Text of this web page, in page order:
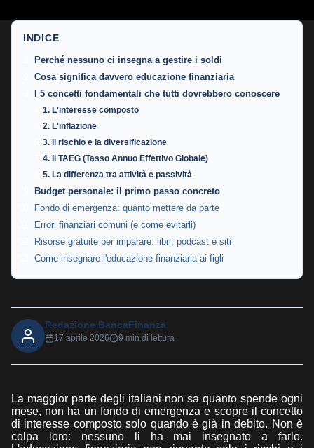
Redazione BancaFinanza
17 aprile 2026 9 min di lettura
La maggior parte degli italiani non sa quanto spende ogni
mese, non ha un fondo di emergenza e scopre il concetto
di interesse composto solo quando è già in debito. Non è
colpa loro: nessuno li ha mai insegnato a farlo.
INDICE
Perché nessuno ci insegna a gestire i soldi
Cosa significa davvero educazione finanziaria
I 5 concetti fondamentali che tutti dovrebbero conoscere
1. L'interesse composto
2. L'inflazione
3. Il rischio e la diversificazione
4. Il TAEG (Tasso Annuo Effettivo Globale)
5. La differenza tra attività e passività
Budget personale: il primo passo concreto
Fondo di emergenza: quanto mettere da parte
Errori finanziari comuni (e come evitarli)
Risorse gratuite per imparare: libri, podcast e siti
Come insegnare l'educazione finanziaria ai figli